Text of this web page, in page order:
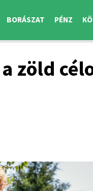
BORÁSZAT PÉNZ
zöld